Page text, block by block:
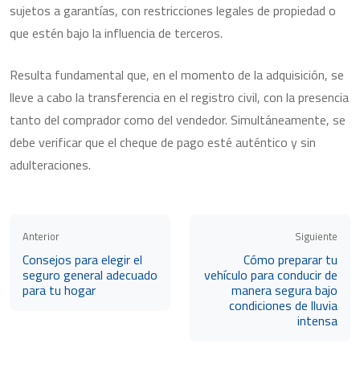
sujetos a garantías, con restricciones legales de propiedad o
que estén bajo la influencia de terceros.
Resulta fundamental que, en el momento de la adquisición, se
lleve a cabo la transferencia en el registro civil, con la presencia
tanto del comprador como del vendedor. Simultáneamente, se
debe verificar que el cheque de pago esté auténtico y sin
adulteraciones.
Anterior
Consejos para elegir el
seguro general adecuado
para tu hogar
Siguiente
Cómo preparar tu
vehículo para conducir de
manera segura bajo
condiciones de lluvia
intensa